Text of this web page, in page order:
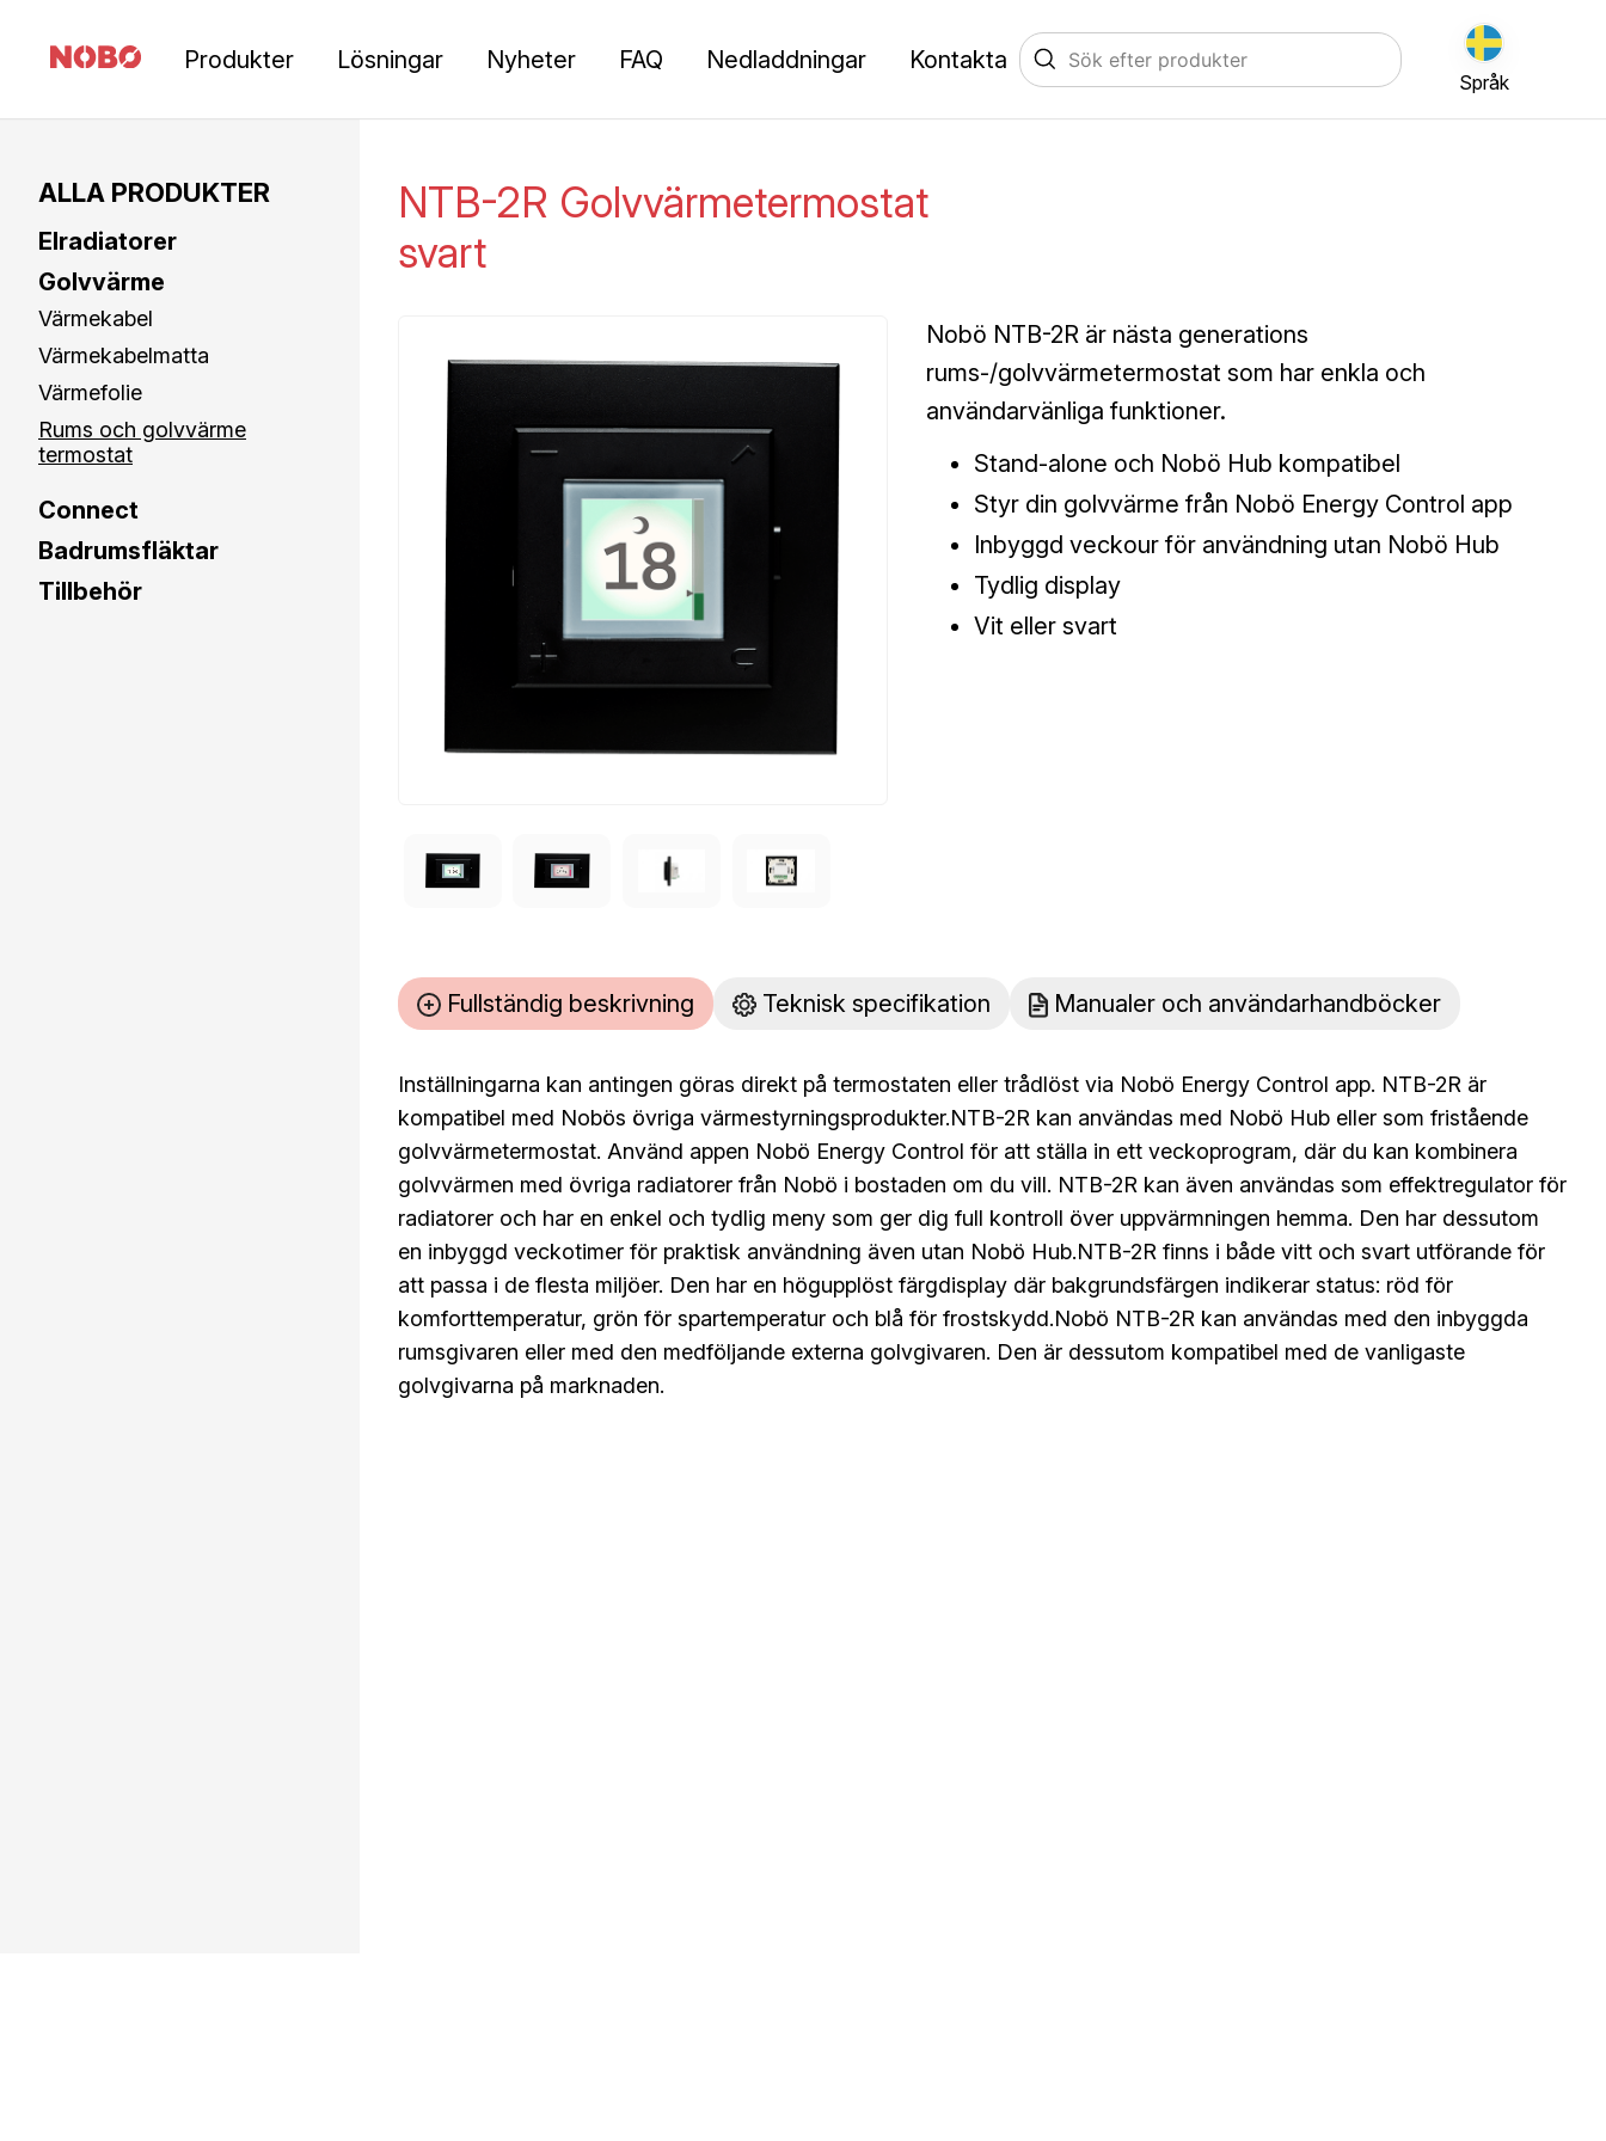
Produkter Lösningar Nyheter FAQ Nedladdningar Kontakta
Språk
ALLA PRODUKTER
Elradiatorer
Golvvärme
Värmekabel
Värmekabelmatta
Värmefolie
Rums och golvvärme
termostat
Connect
Badrumsfläktar
Tillbehör
NTB-2R Golvvärmetermostat
svart
Nobö NTB-2R är nästa generations
rums-/golvvärmetermostat som har enkla och
användarvänliga funktioner.
Stand-alone och Nobö Hub kompatibel
Styr din golvvärme från Nobö Energy Control app
Inbyggd veckour för användning utan Nobö Hub
Tydlig display
Vit eller svart
Fullständig beskrivning Teknisk specifikation Manualer och användarhandböcker
Inställningarna kan antingen göras direkt på termostaten eller trådlöst via Nobö Energy Control app. NTB-2R är
kompatibel med Nobös övriga värmestyrningsprodukter.NTB-2R kan användas med Nobö Hub eller som fristående
golvvärmetermostat. Använd appen Nobö Energy Control för att ställa in ett veckoprogram, där du kan kombinera
golvvärmen med övriga radiatorer från Nobö i bostaden om du vill. NTB-2R kan även användas som effektregulator för
radiatorer och har en enkel och tydlig meny som ger dig full kontroll över uppvärmningen hemma. Den har dessutom
en inbyggd veckotimer för praktisk användning även utan Nobö Hub.NTB-2R finns i både vitt och svart utförande för
att passa i de flesta miljöer. Den har en högupplöst färgdisplay där bakgrundsfärgen indikerar status: röd för
komforttemperatur, grön för spartemperatur och blå för frostskydd.Nobö NTB-2R kan användas med den inbyggda
rumsgivaren eller med den medföljande externa golvgivaren. Den är dessutom kompatibel med de vanligaste
golvgivarna på marknaden.